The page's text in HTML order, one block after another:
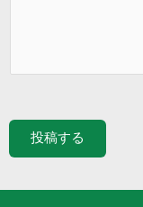
投稿する